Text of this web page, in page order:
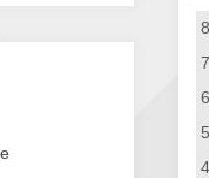
8
7
6
5
4